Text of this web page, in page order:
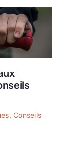
,Conseils